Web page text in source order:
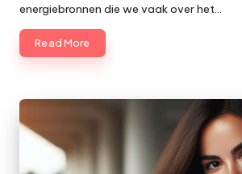
energiebronnen die we vaak over het…
Read More